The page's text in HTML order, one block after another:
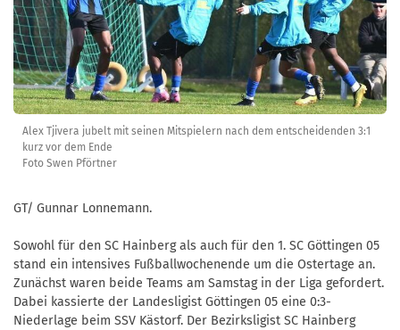
Alex Tjivera jubelt mit seinen Mitspielern nach dem entscheidenden 3:1
kurz vor dem Ende
Foto Swen Pförtner
GT/ Gunnar Lonnemann.
Sowohl für den SC Hainberg als auch für den 1. SC Göttingen 05
stand ein intensives Fußballwochenende um die Ostertage an.
Zunächst waren beide Teams am Samstag in der Liga gefordert.
Dabei kassierte der Landesligist Göttingen 05 eine 0:3-
Niederlage beim SSV Kästorf. Der Bezirksligist SC Hainberg